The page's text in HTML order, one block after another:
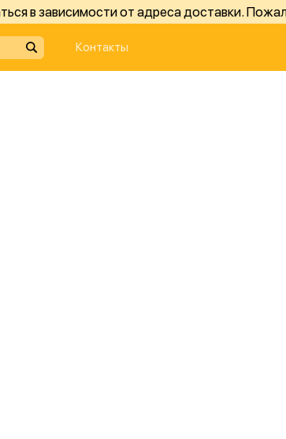
в зависимости от адреса доставки.
Контакты